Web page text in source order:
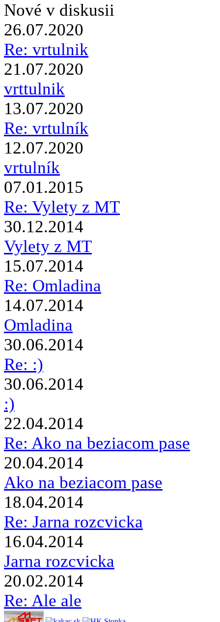
Nové v diskusii
26.07.2020
Re: vrtulnik
21.07.2020
vrttulnik
13.07.2020
Re: vrtulník
12.07.2020
vrtulník
07.01.2015
Re: Vylety z MT
30.12.2014
Vylety z MT
15.07.2014
Re: Omladina
14.07.2014
Omladina
30.06.2014
Re: :)
30.06.2014
:)
22.04.2014
Re: Ako na beziacom pase
20.04.2014
Ako na beziacom pase
18.04.2014
Re: Jarna rozcvicka
16.04.2014
Jarna rozcvicka
20.02.2014
Re: Ale ale